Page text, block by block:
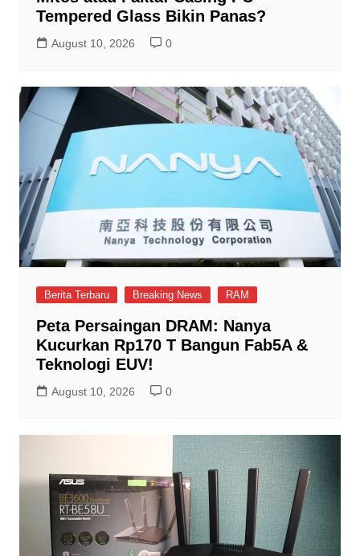
Tempered Glass Bikin Panas?
August 10, 2026 0
Berita Terbaru Breaking News RAM
Peta Persaingan DRAM: Nanya
Kucurkan Rp170 T Bangun Fab5A &
Teknologi EUV!
August 10, 2026 0